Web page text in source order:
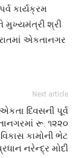
કાર્યક્રમ
મુખ્યમંત્રી શ્રી
એકતાનગર
Next article
દિવસની પૂર્વ
રૂ. ૧૨૨૦
કામોની ભેટ
નરેન્દ્ર મોદી